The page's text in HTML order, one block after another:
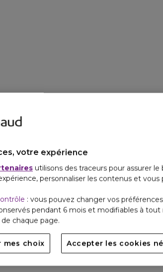
votre expérience
utilisons des traceurs pour assurer
personnaliser les contenus et
: vous pouvez changer vos
pendant 6 mois et modifiables à
chaque page.
mes choix Accepter les cookies